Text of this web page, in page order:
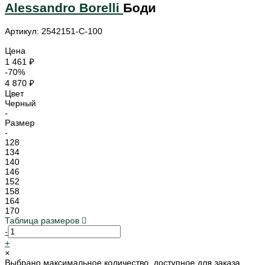
Alessandro Borelli Боди
Артикул: 2542151-C-100
Цена
1 461 ₽
-70%
4 870 ₽
Цвет
Черный
-
Размер
-
128
134
140
146
152
158
164
170
Таблица размеров
-
+
×
Выбрано максимальное количество, доступное для заказа